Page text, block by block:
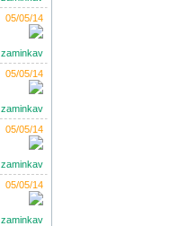
05/05/14
zaminkav , تهران تلفن: 021-88385541
05/05/14
zaminkav , تهران تلفن:
05/05/14
zaminkav , تهران تلفن:
05/05/14
zaminkav , تهران تلفن: 021-88385541-3